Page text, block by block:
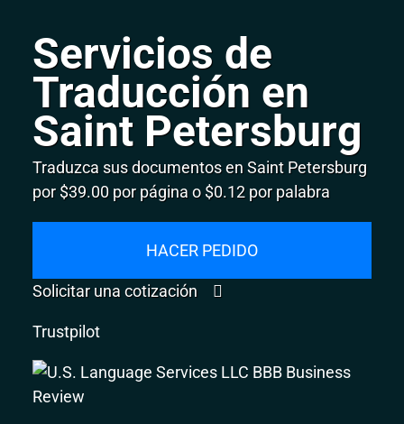
Servicios de
Traducción en
Saint Petersburg
Traduzca sus documentos en Saint Petersburg
por $39.00 por página o $0.12 por palabra
HACER PEDIDO
Solicitar una cotización
Trustpilot